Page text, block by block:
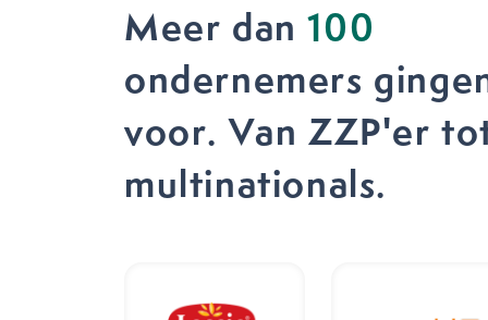
Meer dan100
ondernemers
voor. Van ZZP'er
multinationals.